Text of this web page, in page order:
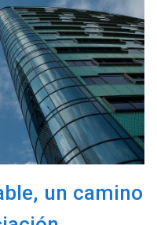
un camino